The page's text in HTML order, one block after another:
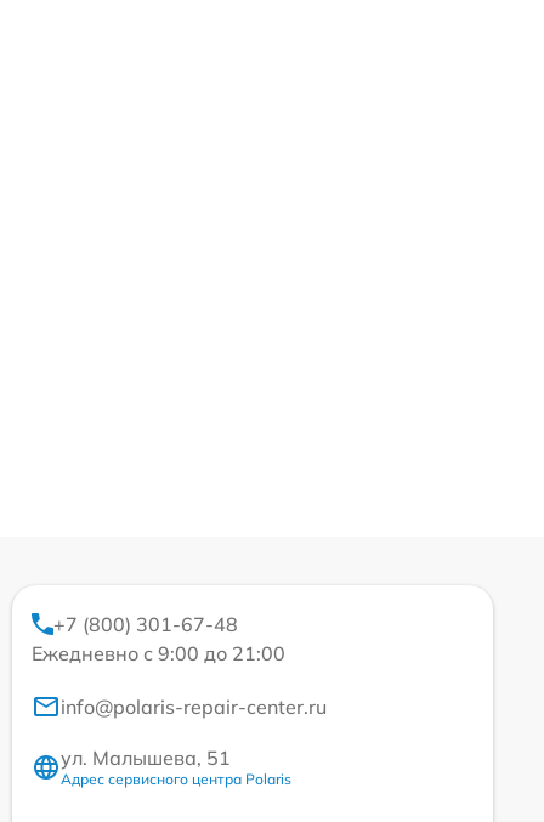
+7 (800) 301-67-48
Ежедневно с 9:00 до 21:00
info@polaris-repair-center.ru
ул. Малышева, 51
Адрес сервисного центра Polaris